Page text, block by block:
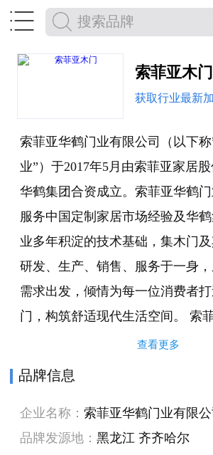

索菲亚木门
获取行业最新
索菲亚华鹤门业有限公司（以下
业”）于2017年5月由索菲亚家居
华鹤集团合资成立。索菲亚华鹤
服务中国定制家居市场经验及华
业多年积淀的技术基础，集木门
研发、生产、销售、服务于一身
需求出发，倾情为每一位消费者
门，构筑舒适现代生活空间。 索
持原创设计，力图引领时下木门设
旗下共设“华鹤木门”和“索菲亚木
势，满足了各年龄段消费者对高品
求。 索菲亚华鹤门业生产基地坐
查看更多
品牌信息
企业名称： 索菲亚华鹤门业有限公
品牌发源地： 黑龙江 齐齐哈尔